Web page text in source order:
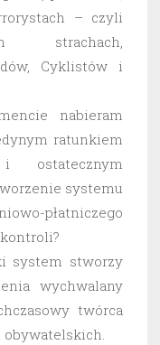
– czyli
strachach,
Cyklistów i
nabieram
ratunkiem
systemu
płatniczego
system stworzy
wychwalany
twórca